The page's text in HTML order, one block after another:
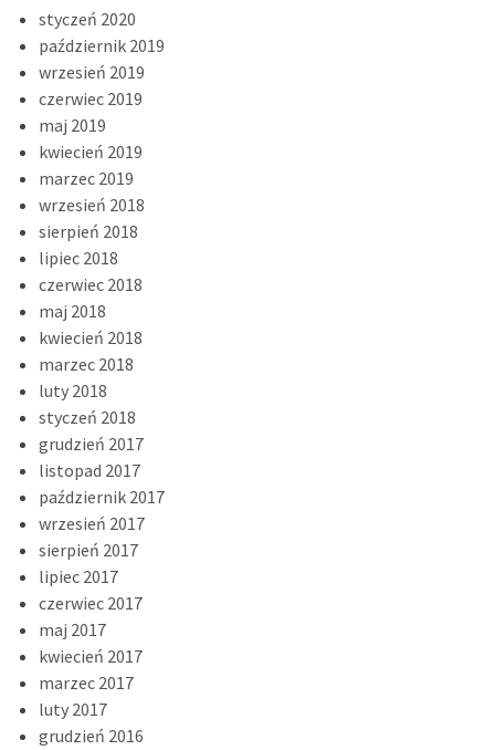
styczeń 2020
październik 2019
wrzesień 2019
czerwiec 2019
maj 2019
kwiecień 2019
marzec 2019
wrzesień 2018
sierpień 2018
lipiec 2018
czerwiec 2018
maj 2018
kwiecień 2018
marzec 2018
luty 2018
styczeń 2018
grudzień 2017
listopad 2017
październik 2017
wrzesień 2017
sierpień 2017
lipiec 2017
czerwiec 2017
maj 2017
kwiecień 2017
marzec 2017
luty 2017
grudzień 2016